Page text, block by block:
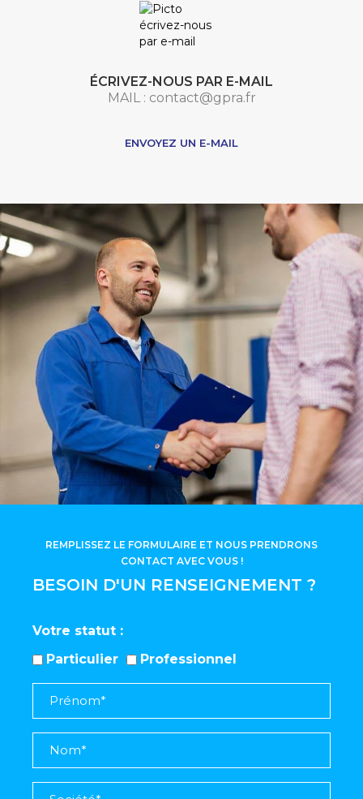
ÉCRIVEZ-NOUS PAR E-MAIL
MAIL : contact@gpra.fr
ENVOYEZ UN E-MAIL
BESOIN D'UN RENSEIGNEMENT ?
REMPLISSEZ LE FORMULAIRE ET NOUS PRENDRONS
CONTACT AVEC VOUS !
Votre statut
Particulier
Professionnel